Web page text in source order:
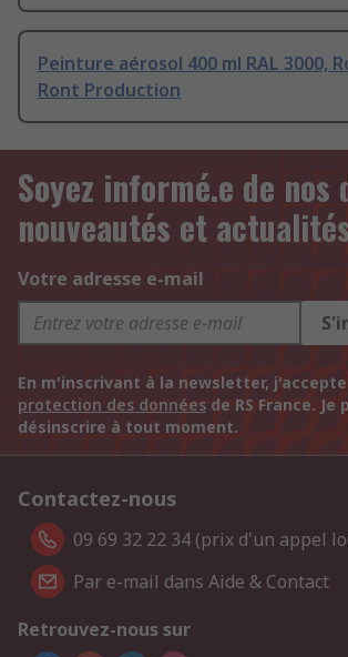
Peinture aérosol 400 ml RAL 3000,
Ront Production
Soyez informé.e de nos
nouveautés et
Votre adresse e-mail
En m'inscrivant à la newsletter,
protection des données de RS France. Je
désinscrire à tout moment.
Contactez-nous
09 69 32 22 34 (prix d'un appel
Par e-mail dans Aide & Contact
Retrouvez-nous sur